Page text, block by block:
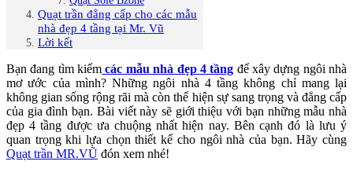
Quạt trần đẳng cấp cho các mẫu
nhà đẹp 4 tầng tại Mr. Vũ
Lời kết
Bạn đang tìm kiếm các mẫu nhà đẹp 4 tầng để xây dựng ngôi nhà
mơ ước của mình? Những ngôi nhà 4 tầng không chỉ mang lại
không gian sống rộng rãi mà còn thể hiện sự sang trọng và đẳng cấp
của gia đình bạn. Bài viết này sẽ giới thiệu với bạn những mẫu nhà
đẹp 4 tầng được ưa chuộng nhất hiện nay. Bên cạnh đó là lưu ý
quan trọng khi lựa chọn thiết kế cho ngôi nhà của bạn. Hãy cùng
Quạt trần MR.VŨ đón xem nhé!